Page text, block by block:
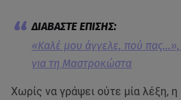
«Καλέ μου άγγελε, πού
για τη Μαστροκώστα
Χωρίς να γράψει ούτε μία λέξη,